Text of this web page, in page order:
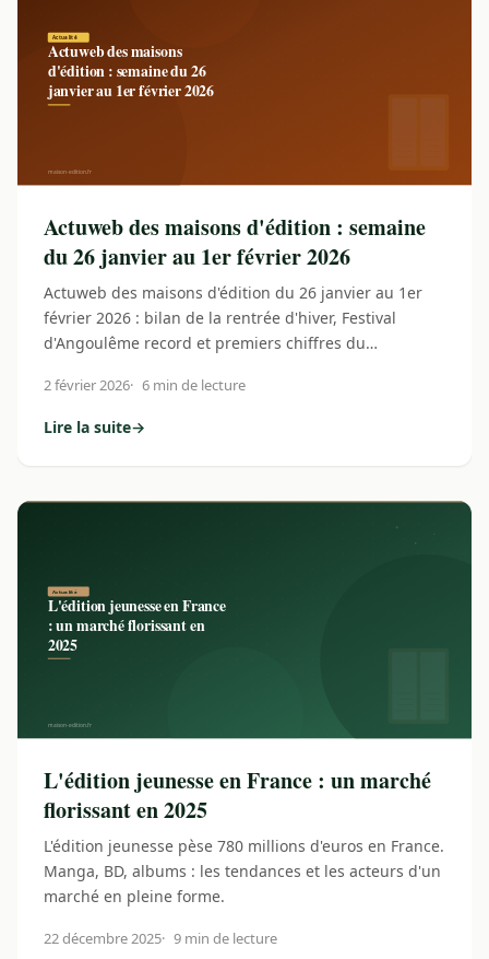
Actuweb des maisons d'édition : semaine
du 26 janvier au 1er février 2026
Actuweb des maisons d'édition du 26 janvier au 1er
février 2026 : bilan de la rentrée d'hiver, Festival
d'Angoulême record et premiers chiffres du…
2 février 2026 6 min de lecture
Lire la suite
: Actuweb des maisons d'édition : semaine du 26 janvier
→
L'édition jeunesse en France : un marché
florissant en 2025
L'édition jeunesse pèse 780 millions d'euros en France.
Manga, BD, albums : les tendances et les acteurs d'un
marché en pleine forme.
22 décembre 2025 9 min de lecture